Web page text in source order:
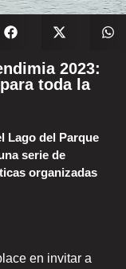
2023:
toda la
Lago del Parque
serie de
organizadas
en invitar a